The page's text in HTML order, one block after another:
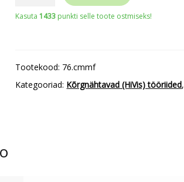
Kasuta1433 punkti selle toote ostmiseks!
Tootekood: 76.cmmf
Kategooriad: Kõrgnähtavad (HiVis) tööriided,